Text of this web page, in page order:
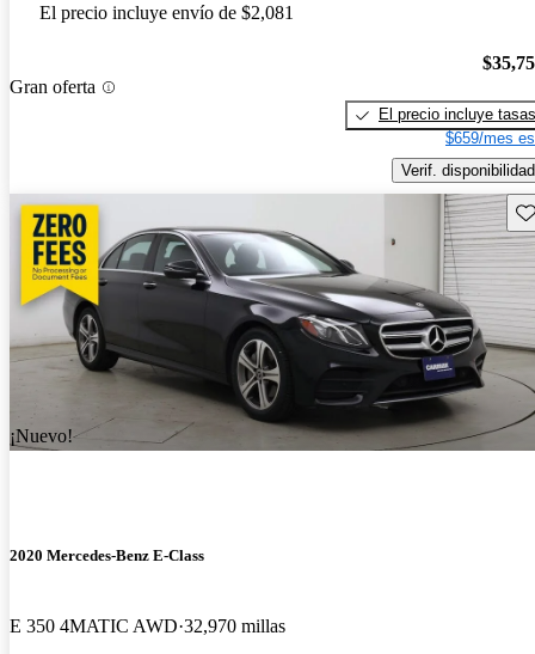
El precio incluye envío de $2,081
Gran oferta
El precio incluye tasas
$659/mes
Verif. disponibilidad
¡Nuevo!
2020 Mercedes-Benz E-Class
E 350 4MATIC AWD 32,970 millas